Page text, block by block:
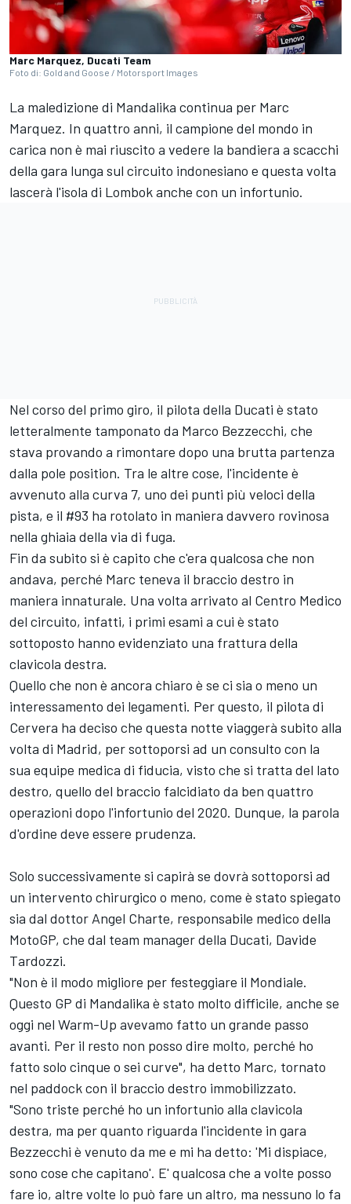
Marc Marquez, Ducati Team
Foto di: Gold and Goose / Motorsport Images
La maledizione di Mandalika continua per Marc
Marquez. In quattro anni, il campione del mondo in
carica non è mai riuscito a vedere la bandiera a scacchi
della gara lunga sul circuito indonesiano e questa volta
lascerà l'isola di Lombok anche con un infortunio.
Nel corso del primo giro, il pilota della Ducati è stato
letteralmente tamponato da Marco Bezzecchi, che
stava provando a rimontare dopo una brutta partenza
dalla pole position. Tra le altre cose, l'incidente è
avvenuto alla curva 7, uno dei punti più veloci della
pista, e il #93 ha rotolato in maniera davvero rovinosa
nella ghiaia della via di fuga.
Fin da subito si è capito che c'era qualcosa che non
andava, perché Marc teneva il braccio destro in
maniera innaturale. Una volta arrivato al Centro Medico
del circuito, infatti, i primi esami a cui è stato
sottoposto hanno evidenziato una frattura della
clavicola destra.
Quello che non è ancora chiaro è se ci sia o meno un
interessamento dei legamenti. Per questo, il pilota di
Cervera ha deciso che questa notte viaggerà subito alla
volta di Madrid, per sottoporsi ad un consulto con la
sua equipe medica di fiducia, visto che si tratta del lato
destro, quello del braccio falcidiato da ben quattro
operazioni dopo l'infortunio del 2020. Dunque, la parola
d'ordine deve essere prudenza.
Solo successivamente si capirà se dovrà sottoporsi ad
un intervento chirurgico o meno, come è stato spiegato
sia dal dottor Angel Charte, responsabile medico della
MotoGP, che dal team manager della Ducati, Davide
Tardozzi.
"Non è il modo migliore per festeggiare il Mondiale.
Questo GP di Mandalika è stato molto difficile, anche se
oggi nel Warm-Up avevamo fatto un grande passo
avanti. Per il resto non posso dire molto, perché ho
fatto solo cinque o sei curve", ha detto Marc, tornato
nel paddock con il braccio destro immobilizzato.
"Sono triste perché ho un infortunio alla clavicola
destra, ma per quanto riguarda l'incidente in gara
Bezzecchi è venuto da me e mi ha detto: 'Mi dispiace,
sono cose che capitano'. E' qualcosa che a volte posso
fare io, altre volte lo può fare un altro, ma nessuno lo fa